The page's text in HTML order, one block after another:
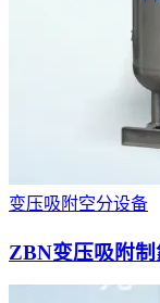
变压吸附空分设备
ZBN变压吸附